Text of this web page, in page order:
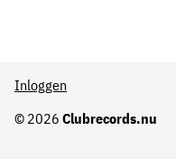
© 2026 Clubrecords.nu
Inloggen